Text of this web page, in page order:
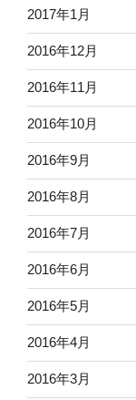
2017年1月
2016年12月
2016年11月
2016年10月
2016年9月
2016年8月
2016年7月
2016年6月
2016年5月
2016年4月
2016年3月